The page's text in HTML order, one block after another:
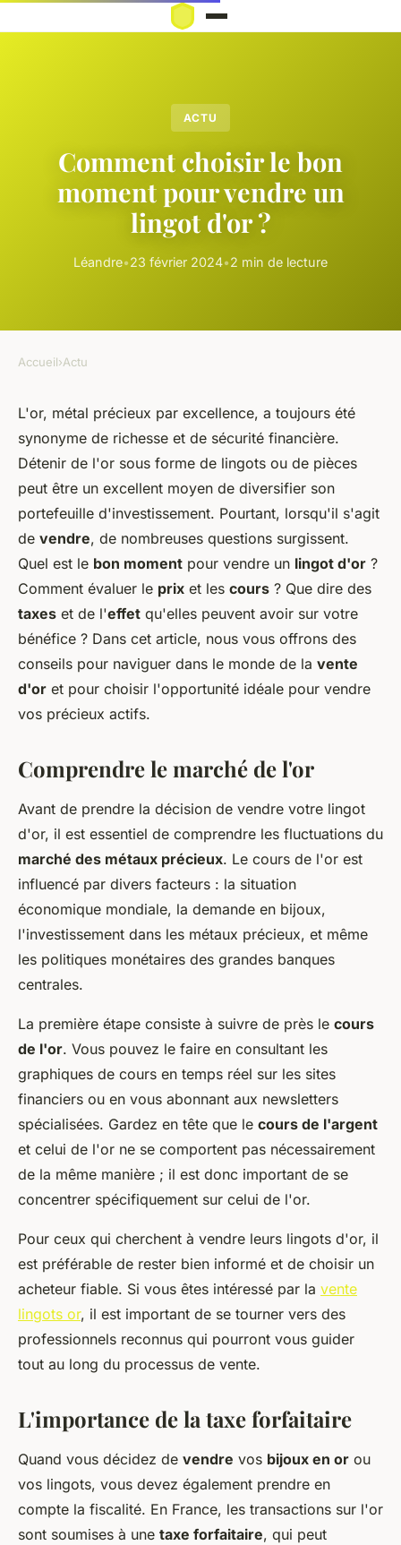
ACTU
Comment choisir le bon
moment pour vendre un
lingot d'or ?
Léandre•23 février 2024•2 min de lecture
Accueil›Actu
L'or, métal précieux par excellence, a toujours été
synonyme de richesse et de sécurité financière.
Détenir de l'or sous forme de lingots ou de pièces
peut être un excellent moyen de diversifier son
portefeuille d'investissement. Pourtant, lorsqu'il s'agit
de vendre, de nombreuses questions surgissent.
Quel est le bon moment pour vendre un lingot d'or ?
Comment évaluer le prix et les cours ? Que dire des
taxes et de l'effet qu'elles peuvent avoir sur votre
bénéfice ? Dans cet article, nous vous offrons des
conseils pour naviguer dans le monde de la vente
d'or et pour choisir l'opportunité idéale pour vendre
vos précieux actifs.
Comprendre le marché de l'or
Avant de prendre la décision de vendre votre lingot
d'or, il est essentiel de comprendre les fluctuations du
marché des métaux précieux. Le cours de l'or est
influencé par divers facteurs : la situation
économique mondiale, la demande en bijoux,
l'investissement dans les métaux précieux, et même
les politiques monétaires des grandes banques
centrales.
La première étape consiste à suivre de près le cours
de l'or. Vous pouvez le faire en consultant les
graphiques de cours en temps réel sur les sites
financiers ou en vous abonnant aux newsletters
spécialisées. Gardez en tête que le cours de l'argent
et celui de l'or ne se comportent pas nécessairement
de la même manière ; il est donc important de se
concentrer spécifiquement sur celui de l'or.
Pour ceux qui cherchent à vendre leurs lingots d'or, il
est préférable de rester bien informé et de choisir un
acheteur fiable. Si vous êtes intéressé par la vente
lingots or, il est important de se tourner vers des
professionnels reconnus qui pourront vous guider
tout au long du processus de vente.
L'importance de la taxe forfaitaire
Quand vous décidez de vendre vos bijoux en or ou
vos lingots, vous devez également prendre en
compte la fiscalité. En France, les transactions sur l'or
sont soumises à une taxe forfaitaire, qui peut